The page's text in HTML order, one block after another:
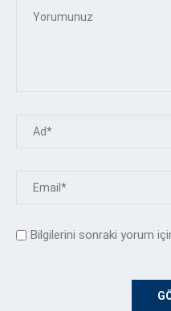
Bilgilerini sonraki yorum